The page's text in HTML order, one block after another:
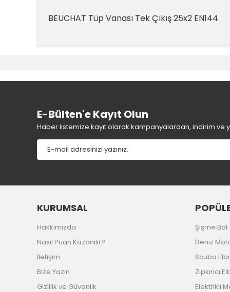
BEUCHAT Tüp Vanası Tek Çıkış 25x2 EN144
Ürün resmi kalitesiz, bozuk veya görüntülenemiyor.
Ürün bilgilerinde hatalar bulunuyor.
Ürün fiyatı diğer sitelerden daha pahalı.
Bu ürüne benzer farklı alternatifler olmalı.
E-Bülten'e Kayıt Olun
Haber listemize kayıt olarak kampanyalardan, indirim ve
KURUMSAL
Hakkımızda
Nasıl Puan Kazanılır?
İletişim
Bize Yazın
Gizlilik ve Güvenlik
Şişme Bot
Deniz
Scuba
Zıpkıncı
Elektrikli